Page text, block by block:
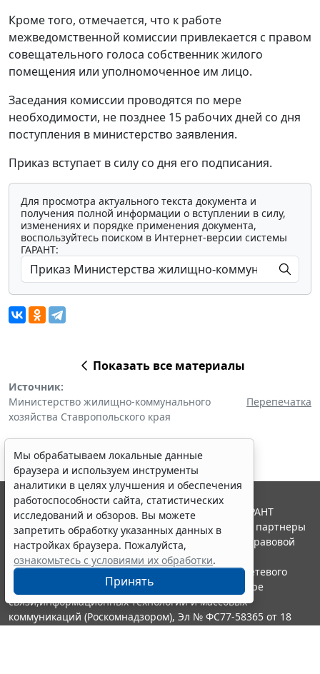
Кроме того, отмечается, что к работе
межведомственной комиссии привлекается с правом
совещательного голоса собственник жилого
помещения или уполномоченное им лицо.
Заседания комиссии проводятся по мере
необходимости, не позднее 15 рабочих дней со дня
поступления в министерство заявления.
Приказ вступает в силу со дня его подписания.
Для просмотра актуального текста документа и
получения полной информации о вступлении в силу,
изменениях и порядке применения документа,
воспользуйтесь поиском в Интернет-версии системы
ГАРАНТ:
Показать все материалы
Источник:
Министерство жилищно-коммунального
хозяйства Ставропольского края
Перепечатка
Мы обрабатываем локальные данные
браузера и используем инструменты
аналитики в целях улучшения и обеспечения
работоспособности сайта, статистических
исследований и обзоров. Вы можете
запретить обработку указанных данных в
настройках браузера. Пожалуйста,
ознакомьтесь с условиями их обработки.
Принять
© ООО "НПП "ГАРАНТ-СЕРВИС", 2026. Система ГАРАНТ
выпускается с 1990 года. Компания "Гарант" и ее партнеры
являются участниками Российской ассоциации правовой
информации ГАРАНТ.
Портал ГАРАНТ.РУ зарегистрирован в качестве сетевого
издания Федеральной службой по надзору в сфере
связи,информационных технологий и массовых
коммуникаций (Роскомнадзором), Эл № ФС77-58365 от 18